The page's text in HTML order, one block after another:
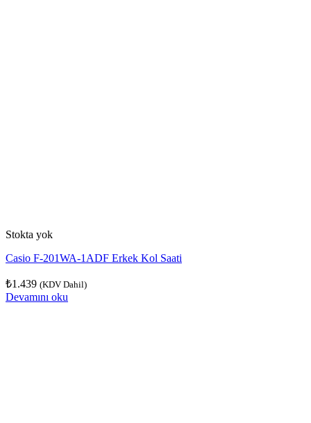
Stokta yok
Casio F-201WA-1ADF Erkek Kol Saati
₺1.439 (KDV Dahil)
Devamını oku